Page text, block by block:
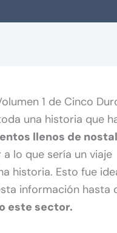
1 de Cinco
una historia que
llenos de
lo que sería un viaje
historia. Esto fue
información hasta
este sector.